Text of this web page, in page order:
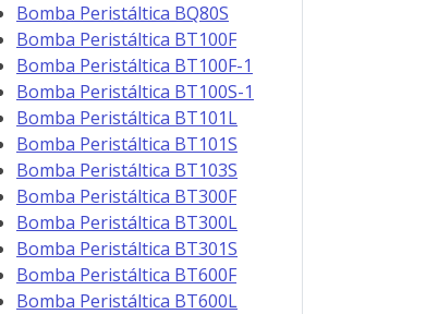
Bomba Peristáltica BQ80S
Bomba Peristáltica BT100F
Bomba Peristáltica BT100F-1
Bomba Peristáltica BT100S-1
Bomba Peristáltica BT101L
Bomba Peristáltica BT101S
Bomba Peristáltica BT103S
Bomba Peristáltica BT300F
Bomba Peristáltica BT300L
Bomba Peristáltica BT301S
Bomba Peristáltica BT600F
Bomba Peristáltica BT600L